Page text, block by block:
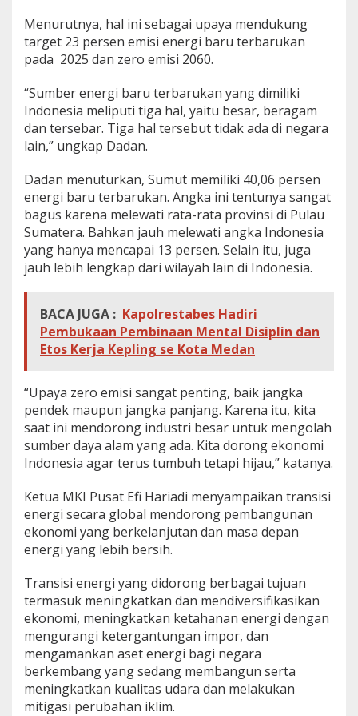
e
b
a
u
k
n
d
n
P
m
e
r
a
n
o
v
a
Menurutnya, hal ini sebagai upaya mendukung
target 23 persen emisi energi baru terbarukan
pada 2025 dan zero emisi 2060.
“Sumber energi baru terbarukan yang dimiliki
Indonesia meliputi tiga hal, yaitu besar, beragam
dan tersebar. Tiga hal tersebut tidak ada di negara
lain,” ungkap Dadan.
Dadan menuturkan, Sumut memiliki 40,06 persen
energi baru terbarukan. Angka ini tentunya sangat
bagus karena melewati rata-rata provinsi di Pulau
Sumatera. Bahkan jauh melewati angka Indonesia
yang hanya mencapai 13 persen. Selain itu, juga
jauh lebih lengkap dari wilayah lain di Indonesia.
BACA JUGA : Kapolrestabes Hadiri
Pembukaan Pembinaan Mental Disiplin dan
Etos Kerja Kepling se Kota Medan
“Upaya zero emisi sangat penting, baik jangka
pendek maupun jangka panjang. Karena itu, kita
saat ini mendorong industri besar untuk mengolah
sumber daya alam yang ada. Kita dorong ekonomi
Indonesia agar terus tumbuh tetapi hijau,” katanya.
Ketua MKI Pusat Efi Hariadi menyampaikan transisi
energi secara global mendorong pembangunan
ekonomi yang berkelanjutan dan masa depan
energi yang lebih bersih.
Transisi energi yang didorong berbagai tujuan
termasuk meningkatkan dan mendiversifikasikan
ekonomi, meningkatkan ketahanan energi dengan
mengurangi ketergantungan impor, dan
mengamankan aset energi bagi negara
berkembang yang sedang membangun serta
meningkatkan kualitas udara dan melakukan
mitigasi perubahan iklim.